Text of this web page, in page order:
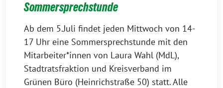
Sommersprechstunde
Ab dem 5.Juli findet jeden Mittwoch von 14-
17 Uhr eine Sommersprechstunde mit den
Mitarbeiter*innen von Laura Wahl (MdL),
Stadtratsfraktion und Kreisverband im
Grünen Büro (Heinrichstraße 50) statt. Alle